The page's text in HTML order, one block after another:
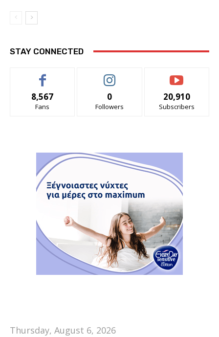
STAY CONNECTED
8,567
Fans
0
Followers
20,910
Subscribers
Thursday, August 6, 2026